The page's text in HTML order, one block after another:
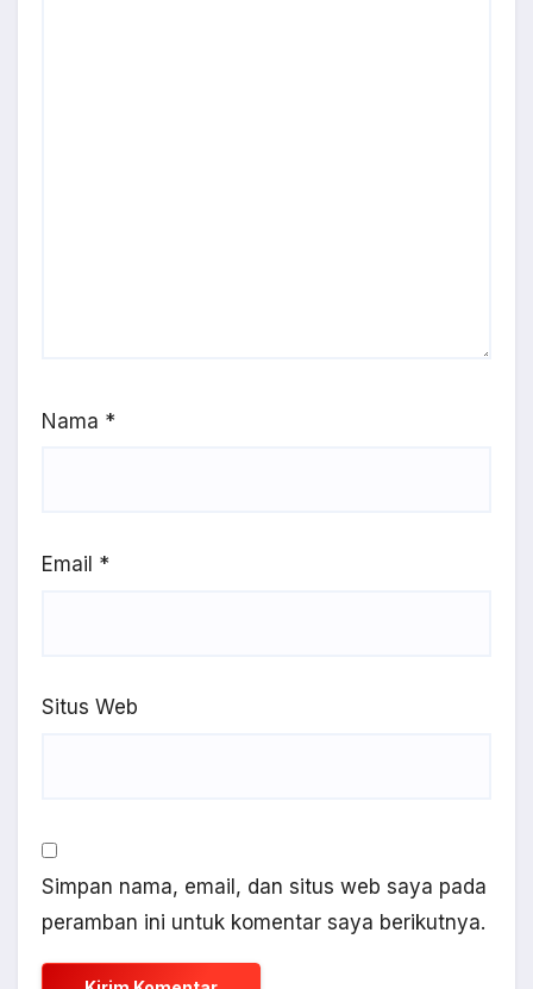
Nama *
Email *
Situs Web
Simpan nama, email, dan situs web saya pada
peramban ini untuk komentar saya berikutnya.